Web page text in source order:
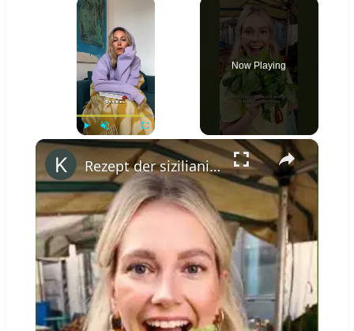
Play Unmute Fullscreen
Now Playing
×
Rezept der sizilianischen Küche: Pasta alla Norma #shorts